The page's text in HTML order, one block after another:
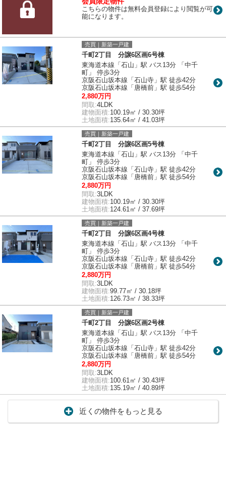
こちらの物件は無料会員登録により閲覧が可
能になります。
売買｜新築一戸建
千町2丁目 分譲6区画6号棟
東海道本線「石山」駅 バス13分 「中千
町」 停歩3分
京阪石山坂本線「石山寺」駅 徒歩42分
京阪石山坂本線「唐橋前」駅 徒歩54分
2,880万円
間取:4LDK
建物面積:100.19㎡ / 30.30坪
土地面積:135.64㎡ / 41.03坪
売買｜新築一戸建
千町2丁目 分譲6区画5号棟
東海道本線「石山」駅 バス13分 「中千
町」 停歩3分
京阪石山坂本線「石山寺」駅 徒歩42分
京阪石山坂本線「唐橋前」駅 徒歩54分
2,880万円
間取:3LDK
建物面積:100.19㎡ / 30.30坪
土地面積:124.61㎡ / 37.69坪
売買｜新築一戸建
千町2丁目 分譲6区画4号棟
東海道本線「石山」駅 バス13分 「中千
町」 停歩3分
京阪石山坂本線「石山寺」駅 徒歩42分
京阪石山坂本線「唐橋前」駅 徒歩54分
2,880万円
間取:3LDK
建物面積:99.77㎡ / 30.18坪
土地面積:126.73㎡ / 38.33坪
売買｜新築一戸建
千町2丁目 分譲6区画2号棟
東海道本線「石山」駅 バス13分 「中千
町」 停歩3分
京阪石山坂本線「石山寺」駅 徒歩42分
京阪石山坂本線「唐橋前」駅 徒歩54分
2,880万円
間取:3LDK
建物面積:100.61㎡ / 30.43坪
土地面積:135.19㎡ / 40.89坪
近くの物件をもっと見る